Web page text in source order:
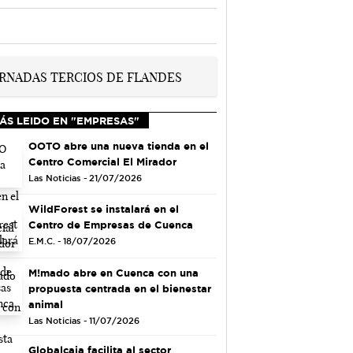
LEIDO EN "EMPRESAS"
OOTO abre una nueva tienda en el
Centro Comercial El Mirador
Las Noticias - 21/07/2026
WildForest se instalará en el
Centro de Empresas de Cuenca
E.M.C. - 18/07/2026
M!mado abre en Cuenca con una
propuesta centrada en el bienestar
animal
Las Noticias - 11/07/2026
Globalcaja facilita al sector